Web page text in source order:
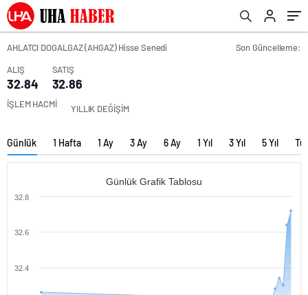
AHLATCI DOGALGAZ (AHGAZ) Hisse Senedi
Son Güncelleme:
ALIŞ
32.84
SATIŞ
32.86
İŞLEM HACMİ YILLIK DEĞİŞİM
Günlük 1 Hafta 1 Ay 3 Ay 6 Ay 1 Yıl 3 Yıl 5 Yıl
Günlük Grafik Tablosu
32.4
32.6
32.8